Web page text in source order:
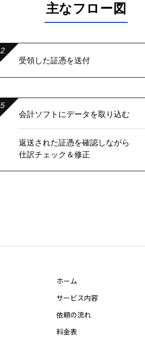
主なフロー図
2
受領した証憑を送付
5
会計ソフトにデータを取り込む
返送された証憑を確認しながら
仕訳チェック＆修正
ホーム
サービス内容
依頼の流れ
料金表